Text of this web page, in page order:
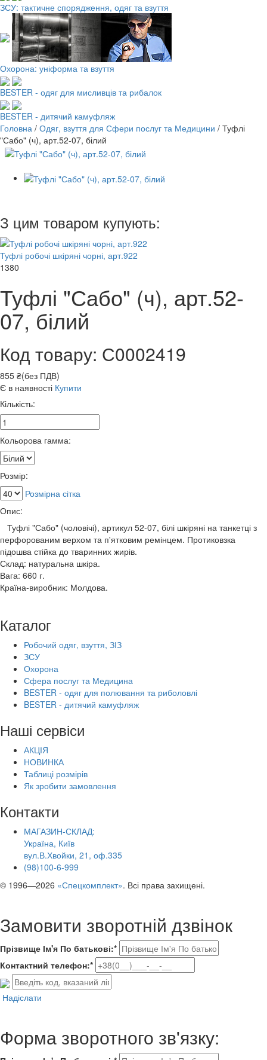
ЗСУ: тактичне спорядження, одяг та взуття
Охорона: уніформа та взуття
BESTER - одяг для мисливців та рибалок
BESTER - дитячий камуфляж
Головна / Одяг, взуття для Сфери послуг та Медицини / Туфлі
"Сабо" (ч), арт.52-07, білий
З цим товаром купують:
Туфлі робочі шкіряні чорні, арт.922
1380
Туфлі "Сабо" (ч), арт.52-
07, білий
Код товару: С0002419
855 ₴(без ПДВ)
Є в наявності Купити
Кількість:
Кольорова гамма:
Розмір:
Розмірна сітка
Опис:
Туфлі "Сабо" (чоловічі), артикул 52-07, білі шкіряні на танкетці з
перфорованим верхом та п'ятковим ремінцем. Протиковзка
підошва стійка до тваринних жирів.
Склад: натуральна шкіра.
Вага: 660 г.
Країна-виробник: Молдова.
Каталог
Робочий одяг, взуття, ЗІЗ
ЗСУ
Охорона
Сфера послуг та Медицина
BESTER - одяг для полювання та риболовлі
BESTER - дитячий камуфляж
Наші сервіси
АКЦІЯ
НОВИНКА
Таблиці розмірів
Як зробити замовлення
Контакти
МАГАЗИН-СКЛАД:
Україна, Київ
вул.В.Хвойки, 21, оф.335
(98)100-6-999
© 1996—2026 «Спецкомплект». Всі права захищені.
Замовити зворотній дзвінок
Прізвище Ім'я По батькові:*
Контактний телефон:*
Надіслати
Форма зворотного зв'язку: